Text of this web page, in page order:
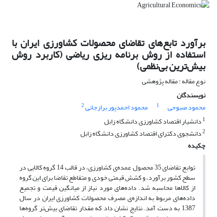
برآورد تابع‌های تقاضای محصولات کشاورزی ایران با
استفاده از روش برنامه ‏ریزی ریاضی (کاربرد روش
بیش‌ترین بی‌نظمی)
نوع مقاله : مقاله پژوهشی
نویسندگان
محمود صبوحی
1 محمود احمدپور برازجانی2
1 دانشیار اقتصاد کشاورزی دانشگاه زابل
2دانشجوی دکترای اقتصاد کشاورزی دانشگاه زابل
چکیده
توابع تقاضای 35 محصول عمده‌ی کشاورزی، در قالب 14 گروهِ کالایی در
سطح کشور برآورد، و کشش قیمتی خودی و متقاطع تقاضا برای این گروه‌
از کالاها محاسبه شد. داده‌های مورد نیاز از میانگین قیمت و تجمیع
داده‌های مربوط به اندازه‌ی مصرف محصولات کشاورزی ایران در سال
1387 به دست آمد. نتایج نشان داد که مقدار تقاضای بیش‌تر گروه‌ها